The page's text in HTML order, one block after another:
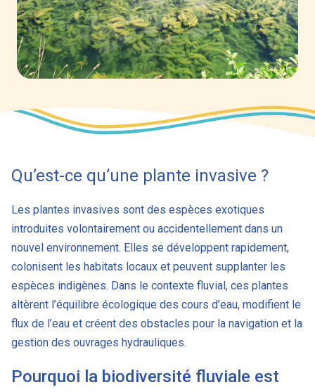
Qu’est-ce qu’une plante invasive ?
Les plantes invasives sont des espèces exotiques
introduites volontairement ou accidentellement dans un
nouvel environnement. Elles se développent rapidement,
colonisent les habitats locaux et peuvent supplanter les
espèces indigènes. Dans le contexte fluvial, ces plantes
altèrent l’équilibre écologique des cours d’eau, modifient le
flux de l’eau et créent des obstacles pour la navigation et la
gestion des ouvrages hydrauliques.
Pourquoi la biodiversité fluviale est